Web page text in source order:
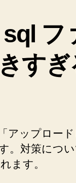
上
手
い
か
に
見
直
フ
すぎ
アップロード
。対策につ
ます。